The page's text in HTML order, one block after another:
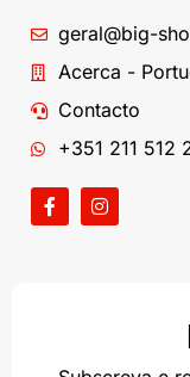
geral@big-
Acerca -
Contacto
+351 211 512